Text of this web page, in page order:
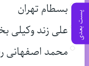
پست بعدی
بسطام تهران
علی زند وکیلی
محمد اصفهانی